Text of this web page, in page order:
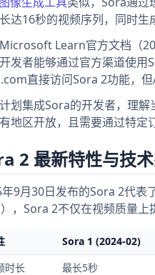
达16秒的视频序列，同时生
Learn官方文档（
发者能够通过官方渠道使
直接访问Sora 2功能，但
划集成Sora的开发者，理
地区开放，且需要通过特定
2 最新特性与技
9月30日发布的Sora 2代表
，Sora 2不仅在视频质量上
Sora 1 (2024-02)
时长
最长5秒